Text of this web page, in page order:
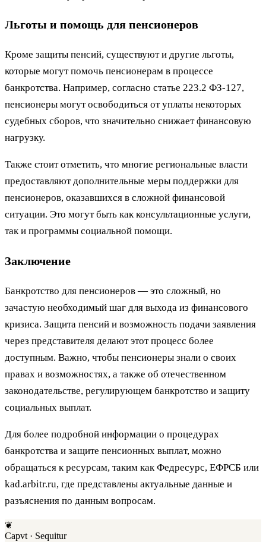
Льготы и помощь для пенсионеров
Кроме защиты пенсий, существуют и другие льготы,
которые могут помочь пенсионерам в процессе
банкротства. Например, согласно статье 223.2 ФЗ-127,
пенсионеры могут освободиться от уплаты некоторых
судебных сборов, что значительно снижает финансовую
нагрузку.
Также стоит отметить, что многие региональные власти
предоставляют дополнительные меры поддержки для
пенсионеров, оказавшихся в сложной финансовой
ситуации. Это могут быть как консультационные услуги,
так и программы социальной помощи.
Заключение
Банкротство для пенсионеров — это сложный, но
зачастую необходимый шаг для выхода из финансового
кризиса. Защита пенсий и возможность подачи заявления
через представителя делают этот процесс более
доступным. Важно, чтобы пенсионеры знали о своих
правах и возможностях, а также об отечественном
законодательстве, регулирующем банкротство и защиту
социальных выплат.
Для более подробной информации о процедурах
банкротства и защите пенсионных выплат, можно
обращаться к ресурсам, таким как Федресурс, ЕФРСБ или
kad.arbitr.ru, где представлены актуальные данные и
разъяснения по данным вопросам.
❦
Capvt · Sequitur